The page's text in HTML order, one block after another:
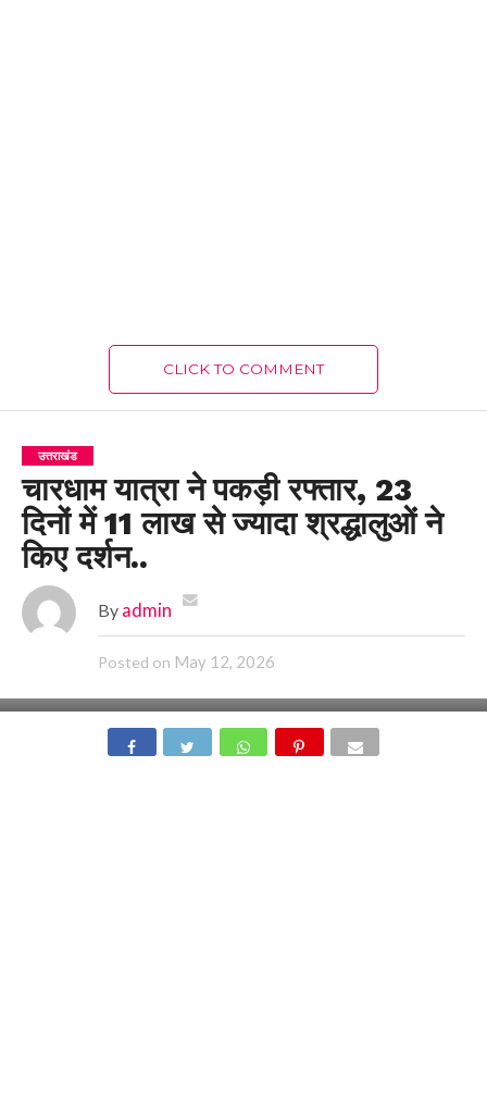
CLICK TO COMMENT
उत्तराखंड
चारधाम यात्रा ने पकड़ी रफ्तार, 23
दिनों में 11 लाख से ज्यादा श्रद्धालुओं ने
किए दर्शन..
By admin
Posted on May 12, 2026